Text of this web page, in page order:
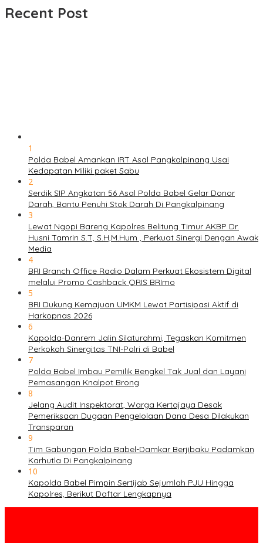
Recent Post
1
Polda Babel Amankan IRT Asal Pangkalpinang Usai
Kedapatan Miliki paket Sabu
2
Serdik SIP Angkatan 56 Asal Polda Babel Gelar Donor
Darah, Bantu Penuhi Stok Darah Di Pangkalpinang
3
Lewat Ngopi Bareng Kapolres Belitung Timur AKBP Dr.
Husni Tamrin S.T, S.H,M.Hum , Perkuat Sinergi Dengan Awak
Media
4
BRI Branch Office Radio Dalam Perkuat Ekosistem Digital
melalui Promo Cashback QRIS BRImo
5
BRI Dukung Kemajuan UMKM Lewat Partisipasi Aktif di
Harkopnas 2026
6
Kapolda-Danrem Jalin Silaturahmi, Tegaskan Komitmen
Perkokoh Sinergitas TNI-Polri di Babel
7
Polda Babel Imbau Pemilik Bengkel Tak Jual dan Layani
Pemasangan Knalpot Brong
8
Jelang Audit Inspektorat, Warga Kertajaya Desak
Pemeriksaan Dugaan Pengelolaan Dana Desa Dilakukan
Transparan
9
Tim Gabungan Polda Babel-Damkar Berjibaku Padamkan
Karhutla Di Pangkalpinang
10
Kapolda Babel Pimpin Sertijab Sejumlah PJU Hingga
Kapolres, Berikut Daftar Lengkapnya